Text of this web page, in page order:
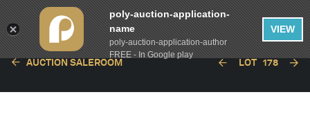
AUCTION SALEROOM LOT 178
poly-auction-application-
name
poly-auction-application-author
FREE - In Google play
VIEW